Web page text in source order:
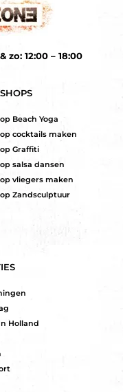
zo: 12:00 – 18:00
Beach Yoga
cocktails maken
Graffiti
salsa dansen
vliegers maken
Zandsculptuur
Holland